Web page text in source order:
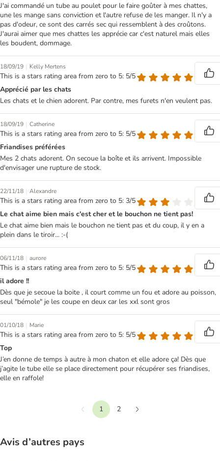
J'ai commandé un tube au poulet pour le faire goûter à mes chattes,
une les mange sans conviction et l'autre refuse de les manger. Il n'y a
pas d'odeur, ce sont des carrés sec qui ressemblent à des croûtons.
J'aurai aimer que mes chattes les apprécie car c'est naturel mais elles
les boudent, dommage.
18/09/19 | Kelly Mertens
This is a stars rating area from zero to 5: 5/5
Apprécié par les chats
Les chats et le chien adorent. Par contre, mes furets n'en veulent pas.
18/09/19 | Catherine
This is a stars rating area from zero to 5: 5/5
Friandises préférées
Mes 2 chats adorent. On secoue la boîte et ils arrivent. Impossible
d'envisager une rupture de stock.
22/11/18 | Alexandre
This is a stars rating area from zero to 5: 3/5
Le chat aime bien mais c'est cher et le bouchon ne tient pas!
Le chat aime bien mais le bouchon ne tient pas et du coup, il y en a
plein dans le tiroir... :-(
06/11/18 | aurore
This is a stars rating area from zero to 5: 5/5
il adore !!
Dès que je secoue la boite , il court comme un fou et adore au poisson,
seul "bémole" je les coupe en deux car les xxl sont gros
01/10/18 | Marie
This is a stars rating area from zero to 5: 5/5
Top
J’en donne de temps à autre à mon chaton et elle adore ça! Dès que
j’agite le tube elle se place directement pour récupérer ses friandises,
elle en raffole!
Précédent
1
2
Avis d’autres pays